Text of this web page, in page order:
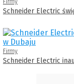
Schneider Electric
Firmy
Schneider Electric